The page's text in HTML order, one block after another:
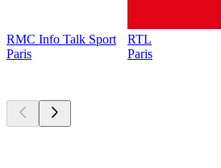
RMC Info Talk Sport
Paris
RTL
Paris